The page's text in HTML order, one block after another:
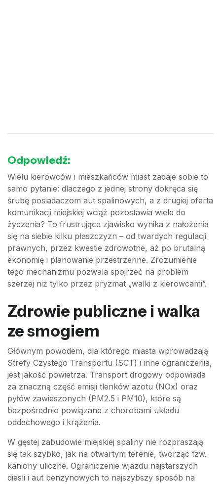
Odpowiedź:
Wielu kierowców i mieszkańców miast zadaje sobie to
samo pytanie: dlaczego z jednej strony dokręca się
śrubę posiadaczom aut spalinowych, a z drugiej oferta
komunikacji miejskiej wciąż pozostawia wiele do
życzenia? To frustrujące zjawisko wynika z nałożenia
się na siebie kilku płaszczyzn – od twardych regulacji
prawnych, przez kwestie zdrowotne, aż po brutalną
ekonomię i planowanie przestrzenne. Zrozumienie
tego mechanizmu pozwala spojrzeć na problem
szerzej niż tylko przez pryzmat „walki z kierowcami”.
Zdrowie publiczne i walka
ze smogiem
Głównym powodem, dla którego miasta wprowadzają
Strefy Czystego Transportu (SCT) i inne ograniczenia,
jest jakość powietrza. Transport drogowy odpowiada
za znaczną część emisji tlenków azotu (NOx) oraz
pyłów zawieszonych (PM2.5 i PM10), które są
bezpośrednio powiązane z chorobami układu
oddechowego i krążenia.
W gęstej zabudowie miejskiej spaliny nie rozpraszają
się tak szybko, jak na otwartym terenie, tworząc tzw.
kaniony uliczne. Ograniczenie wjazdu najstarszych
diesli i aut benzynowych to najszybszy sposób na